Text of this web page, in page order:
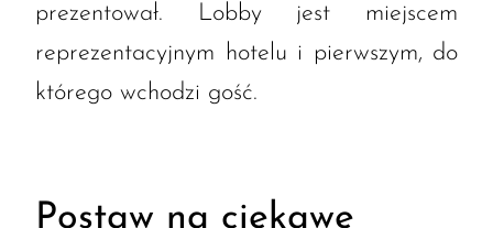
prezentował. Lobby jest miejscem
reprezentacyjnym hotelu i pierwszym, do
którego wchodzi gość.
Postaw na ciekawe